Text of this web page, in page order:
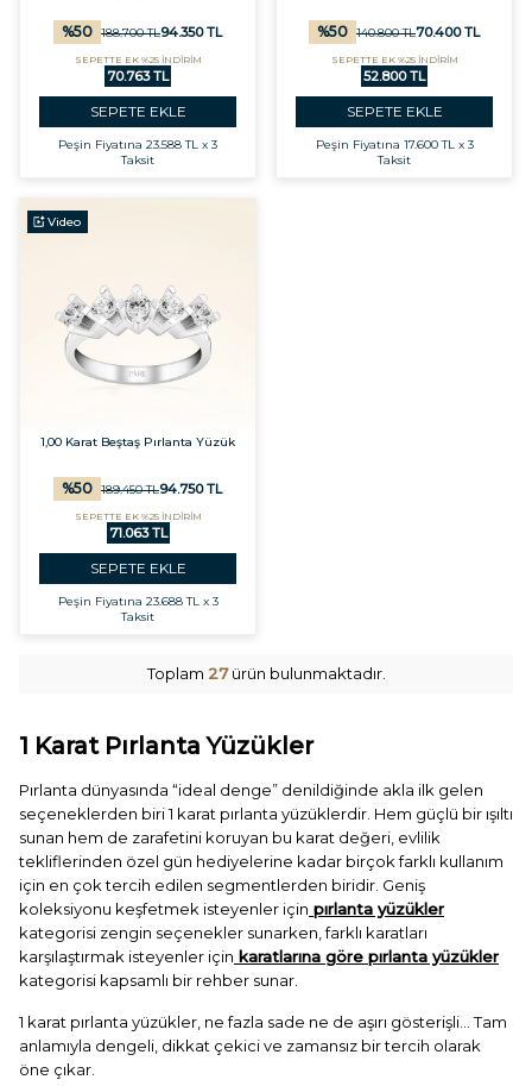
%50 188.700TL94.350TL
SEPETTE EK %25 İNDİRİM
70.763 TL
SEPETE EKLE
Peşin Fiyatına 23.588 TL x 3
Taksit
%50 140.800TL70.400TL
SEPETTE EK %25 İNDİRİM
52.800 TL
SEPETE EKLE
Peşin Fiyatına 17.600 TL x 3
Taksit
Video
1,00 Karat Beştaş Pırlanta Yüzük
%50 189.450TL94.750TL
SEPETTE EK %25 İNDİRİM
71.063 TL
SEPETE EKLE
Peşin Fiyatına 23.688 TL x 3
Taksit
Toplam 27ürün bulunmaktadır.
1 Karat Pırlanta Yüzükler
Pırlanta dünyasında “ideal denge” denildiğinde akla ilk gelen
seçeneklerden biri 1 karat pırlanta yüzüklerdir. Hem güçlü bir ışıltı
sunan hem de zarafetini koruyan bu karat değeri, evlilik
tekliflerinden özel gün hediyelerine kadar birçok farklı kullanım
için en çok tercih edilen segmentlerden biridir. Geniş
koleksiyonu keşfetmek isteyenler için pırlanta yüzükler
kategorisi zengin seçenekler sunarken, farklı karatları
karşılaştırmak isteyenler için karatlarına göre pırlanta yüzükler
kategorisi kapsamlı bir rehber sunar.
1 karat pırlanta yüzükler, ne fazla sade ne de aşırı gösterişli… Tam
anlamıyla dengeli, dikkat çekici ve zamansız bir tercih olarak
öne çıkar.